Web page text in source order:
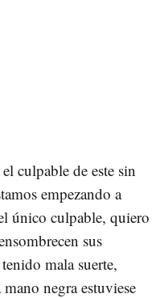
culpable de este sin
empezando a
único culpable, quiero
sus
mala suerte,
negra estuviese